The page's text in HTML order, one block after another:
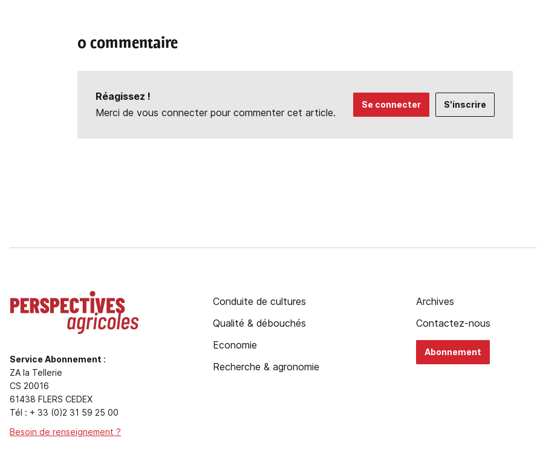
0 commentaire
Réagissez !
Merci de vous connecter pour commenter cet article.
Se connecter S'inscrire
Service Abonnement :
ZA la Tellerie
CS 20016
61438 FLERS CEDEX
Tél : + 33 (0)2 31 59 25 00
Besoin de renseignement ?
Conduite de cultures
Qualité & débouchés
Economie
Recherche & agronomie
Archives
Contactez-nous
Abonnement